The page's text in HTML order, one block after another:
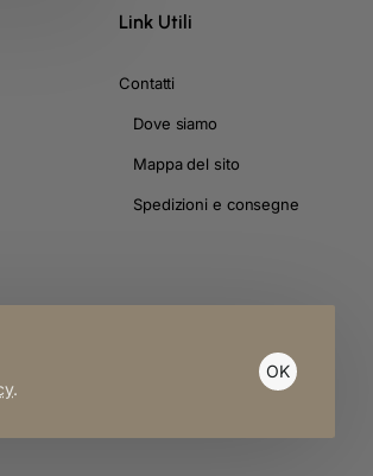
.
OK
Link Utili
Contatti
Dove siamo
Mappa del sito
Spedizioni e consegne